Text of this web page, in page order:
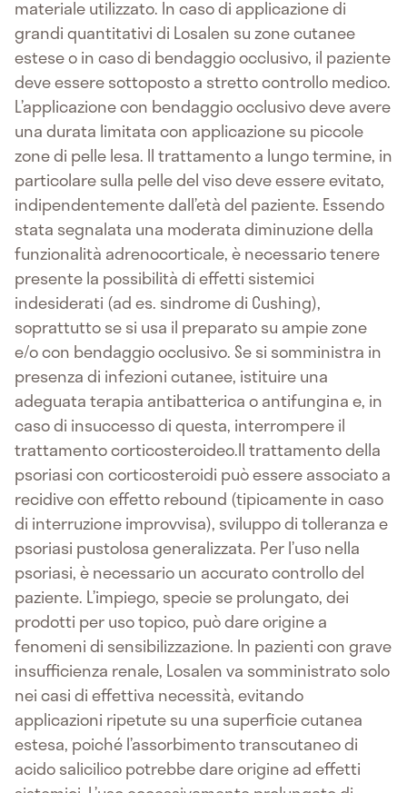
materiale utilizzato. In caso di applicazione di
grandi quantitativi di Losalen su zone cutanee
estese o in caso di bendaggio occlusivo, il paziente
deve essere sottoposto a stretto controllo medico.
L’applicazione con bendaggio occlusivo deve avere
una durata limitata con applicazione su piccole
zone di pelle lesa. Il trattamento a lungo termine, in
particolare sulla pelle del viso deve essere evitato,
indipendentemente dall’età del paziente. Essendo
stata segnalata una moderata diminuzione della
funzionalità adrenocorticale, è necessario tenere
presente la possibilità di effetti sistemici
indesiderati (ad es. sindrome di Cushing),
soprattutto se si usa il preparato su ampie zone
e/o con bendaggio occlusivo. Se si somministra in
presenza di infezioni cutanee, istituire una
adeguata terapia antibatterica o antifungina e, in
caso di insuccesso di questa, interrompere il
trattamento corticosteroideo.Il trattamento della
psoriasi con corticosteroidi può essere associato a
recidive con effetto rebound (tipicamente in caso
di interruzione improvvisa), sviluppo di tolleranza e
psoriasi pustolosa generalizzata. Per l’uso nella
psoriasi, è necessario un accurato controllo del
paziente. L’impiego, specie se prolungato, dei
prodotti per uso topico, può dare origine a
fenomeni di sensibilizzazione. In pazienti con grave
insufficienza renale, Losalen va somministrato solo
nei casi di effettiva necessità, evitando
applicazioni ripetute su una superficie cutanea
estesa, poiché l’assorbimento transcutaneo di
acido salicilico potrebbe dare origine ad effetti